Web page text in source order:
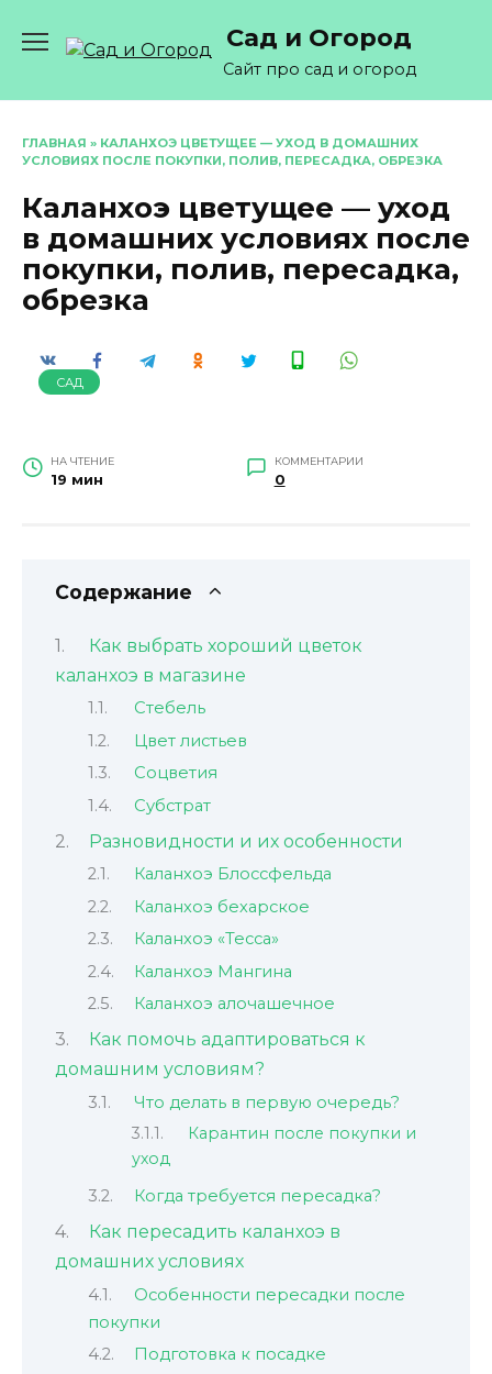
содержанию
Сад и Огород
Сайт про сад и огород
ГЛАВНАЯ » КАЛАНХОЭ ЦВЕТУЩЕЕ — УХОД В ДОМАШНИХ
УСЛОВИЯХ ПОСЛЕ ПОКУПКИ, ПОЛИВ, ПЕРЕСАДКА, ОБРЕЗКА
Каланхоэ цветущее — уход
в домашних условиях после
покупки, полив, пересадка,
обрезка
САД
НА ЧТЕНИЕ
19 мин
КОММЕНТАРИИ
0
Содержание
Как выбрать хороший цветок
каланхоэ в магазине
Стебель
Цвет листьев
Соцветия
Субстрат
Разновидности и их особенности
Каланхоэ Блоссфельда
Каланхоэ бехарское
Каланхоэ «Тесса»
Каланхоэ Мангина
Каланхоэ алочашечное
Как помочь адаптироваться к
домашним условиям?
Что делать в первую очередь?
Карантин после покупки и
уход
Когда требуется пересадка?
Как пересадить каланхоэ в
домашних условиях
Особенности пересадки после
покупки
Подготовка к посадке